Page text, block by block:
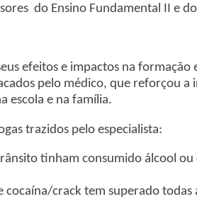
do Ensino Fundamental II e
efeitos e impactos na
pelo médico, que reforçou a
escola e na família.
trazidos pelo especialista:
tinham consumido álcool ou
cocaína/crack tem superado todas